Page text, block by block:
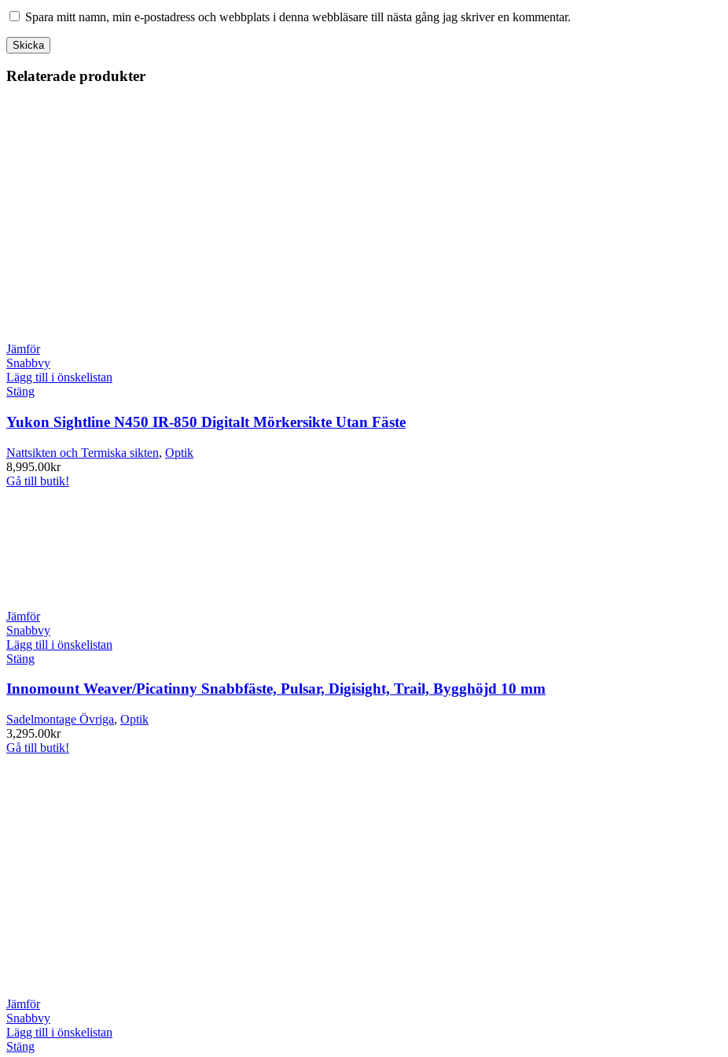
Spara mitt namn, min e-postadress och webbplats i denna webbläsare till nästa gång jag skriver en kommentar.
Relaterade produkter
Jämför
Snabbvy
Lägg till i önskelistan
Stäng
Yukon Sightline N450 IR-850 Digitalt Mörkersikte Utan Fäste
Nattsikten och Termiska sikten, Optik
8,995.00kr
Gå till butik!
Jämför
Snabbvy
Lägg till i önskelistan
Stäng
Innomount Weaver/Picatinny Snabbfäste, Pulsar, Digisight, Trail, Bygghöjd 10 mm
Sadelmontage Övriga, Optik
3,295.00kr
Gå till butik!
Jämför
Snabbvy
Lägg till i önskelistan
Stäng